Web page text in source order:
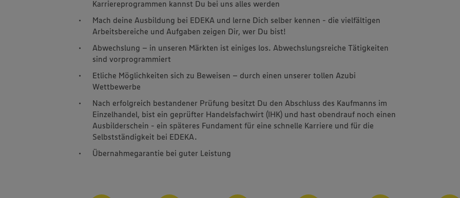
Karriereprogrammen kannst Du bei uns alles werden
Mach deine Ausbildung bei EDEKA und lerne Dich selber kennen - die vielfältigen
Arbeitsbereiche und Aufgaben zeigen Dir, wer Du bist!
Abwechslung – in unseren Märkten ist einiges los. Abwechslungsreiche Tätigkeiten
sind vorprogrammiert
Etliche Möglichkeiten sich zu Beweisen – durch einen unserer tollen Azubi
Wettbewerbe
Nach erfolgreich bestandener Prüfung besitzt Du den Abschluss des Kaufmanns im
Einzelhandel, bist ein geprüfter Handelsfachwirt (IHK) und hast obendrauf noch einen
Ausbilderschein - ein späteres Fundament für eine schnelle Karriere und für die
Selbstständigkeit bei EDEKA.
Übernahmegarantie bei guter Leistung